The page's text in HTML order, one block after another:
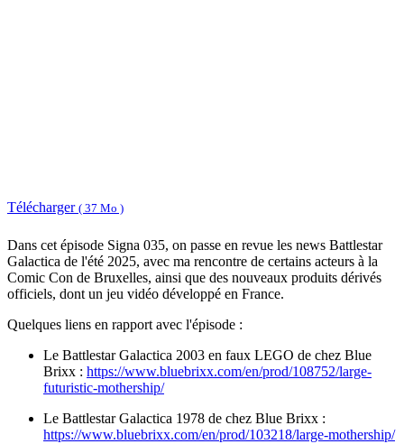
Télécharger ( 37 Mo )
Dans cet épisode Signa 035, on passe en revue les news Battlestar
Galactica de l'été 2025, avec ma rencontre de certains acteurs à la
Comic Con de Bruxelles, ainsi que des nouveaux produits dérivés
officiels, dont un jeu vidéo développé en France.
Quelques liens en rapport avec l'épisode :
Le Battlestar Galactica 2003 en faux LEGO de chez Blue
Brixx : https://www.bluebrixx.com/en/prod/108752/large-
futuristic-mothership/
Le Battlestar Galactica 1978 de chez Blue Brixx :
https://www.bluebrixx.com/en/prod/103218/large-mothership/